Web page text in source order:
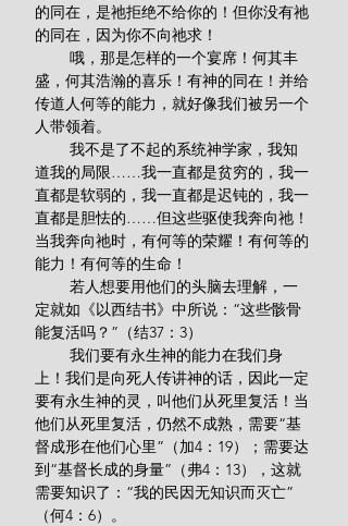
的同在，是祂拒绝不给你的！但你没有祂
的同在，因为你不向祂求！
盛，何其浩瀚的喜乐！有神的同在！并给
传道人何等的能力，就好像我们被另一个
人带领着。
道我的局限……我一直都是贫穷的，我一
直都是软弱的，我一直都是迟钝的，我一
直都是胆怯的……但这些驱使我奔向祂！
当我奔向祂时，有何等的荣耀！有何等的
能力！有何等的生命！
定就如《以西结书》中所说：“这些骸骨
能复活吗？”（结37：3）
上！我们是向死人传讲神的话，因此一定
要有永生神的灵，叫他们从死里复活！当
他们从死里复活，仍然不成熟，需要“基
督成形在他们心里”（加4：19）；需要达
到“基督长成的身量”（弗4：13），这就
需要知识了：“我的民因无知识而灭亡”
（何4：6）。